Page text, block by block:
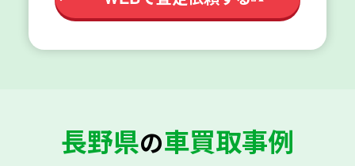
長野県の車買取事例